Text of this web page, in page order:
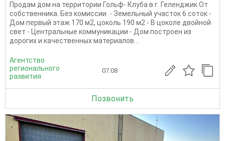
Продам дом на территории Гольф- Клуба в г. Геленджик От
собственника. Без комиссии. - Земельный участок 6 соток -
Дом первый этаж 170 м2, цоколь 190 м2 - В цоколе двойной
свет - Центральные коммуникации - Дом построен из
дорогих и качественных материалов...
Агентство
регионального
развития
07.08
Позвонить